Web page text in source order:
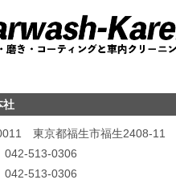
東京都福生市福生2408-11
042-513-0306
042-513-0306